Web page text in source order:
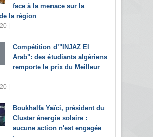
face à la menace sur la
la région
|
Compétition d’"INJAZ El
Arab": des étudiants algériens
remporte le prix du Meilleur
|
Boukhalfa Yaïci, président du
Cluster énergie solaire :
aucune action n'est engagée